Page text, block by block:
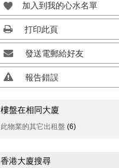
加入到我的心水名單
打印此頁
發送電郵給好友
報告錯誤
樓盤在相同大廈
此物業的其它出租盤 (6)
香港大廈搜尋